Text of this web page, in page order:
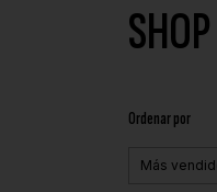
SHOP
Ordenar por